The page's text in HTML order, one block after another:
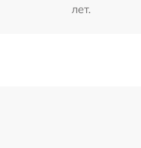
лет.